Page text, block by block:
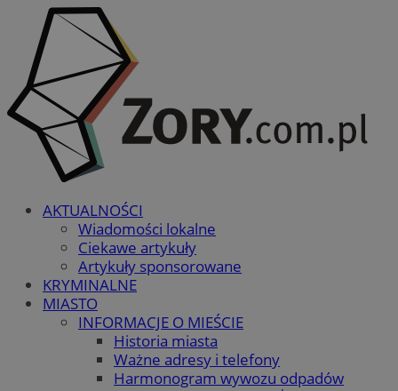
AKTUALNOŚCI
Wiadomości lokalne
Ciekawe artykuły
Artykuły sponsorowane
KRYMINALNE
MIASTO
INFORMACJE O MIEŚCIE
Historia miasta
Ważne adresy i telefony
Harmonogram wywozu odpadów